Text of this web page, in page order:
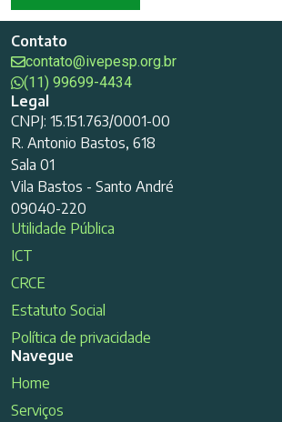
Contato
contato@ivepesp.org.br
(11) 99699-4434
Legal
CNPJ: 15.151.763/0001-00
R. Antonio Bastos, 618
Sala 01
Vila Bastos - Santo André
09040-220
Utilidade Pública
ICT
CRCE
Estatuto Social
Política de privacidade
Navegue
Home
Serviços